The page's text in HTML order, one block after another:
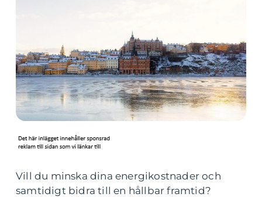
Vill du minska dina energikostnader och
samtidigt bidra till en hållbar framtid?